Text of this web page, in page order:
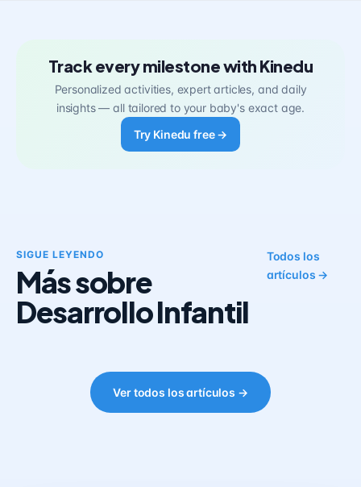
Track every milestone with Kinedu
Personalized activities, expert articles, and daily
insights — all tailored to your baby's exact age.
Try Kinedu free →
SIGUE LEYENDO
Más sobre
Desarrollo Infantil
Todos los
artículos →
Ver todos los artículos →